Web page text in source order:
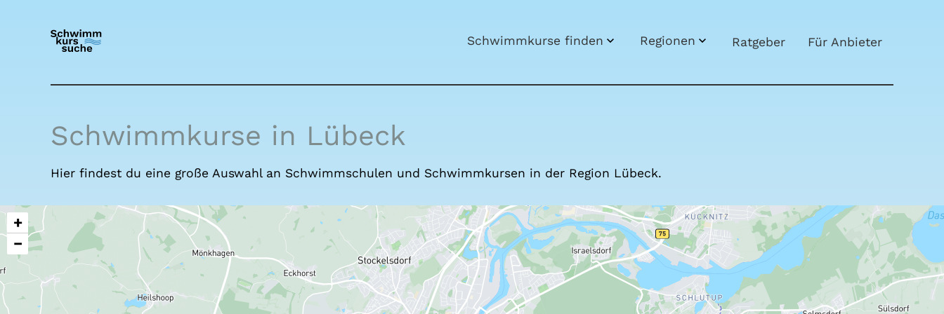
Schwimm­kur­se fin­den Regio­nen Rat­ge­ber Für Anbie­ter
Schwimmkurse in Lübeck
Hier findest du eine große Auswahl an Schwimmschulen und Schwimmkursen in der Region Lübeck.
+
−